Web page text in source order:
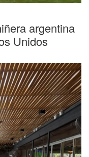
argentina
Unidos